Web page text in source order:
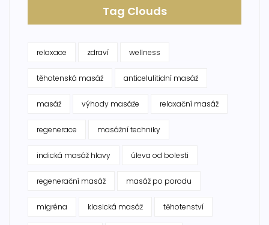
Tag Clouds
relaxace zdraví wellness
těhotenská masáž anticelulitidní masáž
masáž výhody masáže relaxační masáž
regenerace masážní techniky
indická masáž hlavy úleva od bolesti
regenerační masáž masáž po porodu
migréna klasická masáž těhotenství